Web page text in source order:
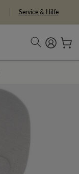
Service & Hilfe